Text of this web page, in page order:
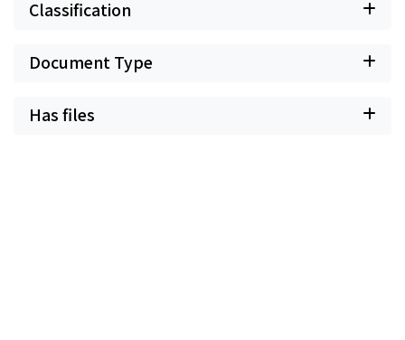
Classification
Document Type
Has files